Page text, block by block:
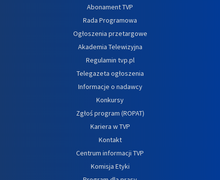
Abonament TVP
Rada Programowa
Ogłoszenia przetargowe
Akademia Telewizyjna
Regulamin tvp.pl
Telegazeta ogłoszenia
Informacje o nadawcy
Konkursy
Zgłoś program (ROPAT)
Kariera w TVP
Kontakt
Centrum informacji TVP
Komisja Etyki